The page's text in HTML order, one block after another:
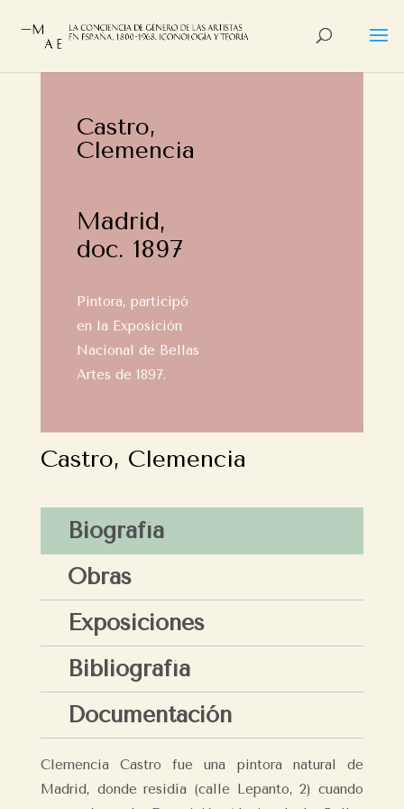
Castro,
Clemencia
Madrid,
doc. 1897
Pintora, participó
en la Exposición
Nacional de Bellas
Artes de 1897.
Castro, Clemencia
Biografía
Obras
Exposiciones
Bibliografía
Documentación
Clemencia Castro fue una pintora natural de
Madrid, donde residía (calle Lepanto, 2) cuando